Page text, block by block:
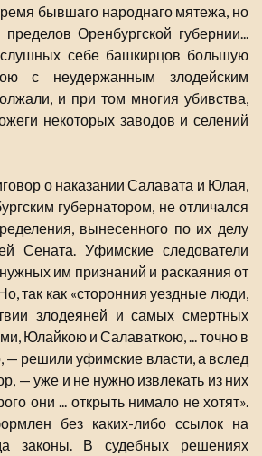
бывшаго народнаго мятежа, но
Оренбургской губернии...
себе башкирцов большую
с неудержанным злодейским
и при том многия убивства,
некоторых заводов и селений
о наказании Салавата и Юлая,
губернатором, не отличался
вынесенного по их делу
Сената. Уфимские следователи
им признаний и раскаяния от
так как «сторонния уездные люди,
злодеяней и самых смертных
Юлайкою и Салаваткою, ... точно в
— решили уфимские власти, а вслед
— уже и не нужно извлекать из них
они ... открыть нимало не хотят».
без каких-либо ссылок на
законы. В судебных решениях